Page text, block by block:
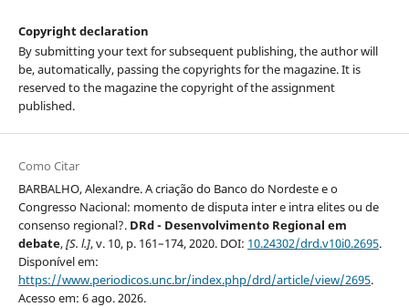
Copyright declaration
By submitting your text for subsequent publishing, the author will
be, automatically, passing the copyrights for the magazine. It is
reserved to the magazine the copyright of the assignment
published.
Como Citar
BARBALHO, Alexandre. A criação do Banco do Nordeste e o
Congresso Nacional: momento de disputa inter e intra elites ou de
consenso regional?. DRd - Desenvolvimento Regional em
debate,[S. l.], v. 10, p. 161–174, 2020. DOI: 10.24302/drd.v10i0.2695.
Disponível em:
https://www.periodicos.unc.br/index.php/drd/article/view/2695.
Acesso em: 6 ago. 2026.